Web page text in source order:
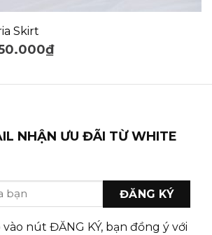
Skirt
₫
NHẬN ƯU ĐÃI TỪ WHITE
nút ĐĂNG KÝ, bạn đồng ý với